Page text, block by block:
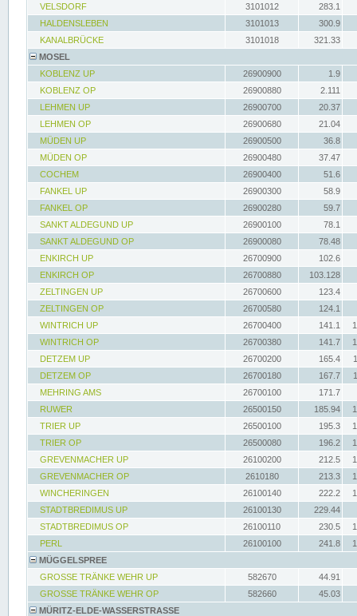
VELSDORF
3101012
283.1
HALDENSLEBEN
3101013
300.9
KANALBRÜCKE
3101018
321.33
MOSEL
KOBLENZ UP
26900900
1.9
KOBLENZ OP
26900880
2.111
LEHMEN UP
26900700
20.37
LEHMEN OP
26900680
21.04
MÜDEN UP
26900500
36.8
MÜDEN OP
26900480
37.47
COCHEM
26900400
51.6
FANKEL UP
26900300
58.9
FANKEL OP
26900280
59.7
SANKT ALDEGUND UP
26900100
78.1
SANKT ALDEGUND OP
26900080
78.48
ENKIRCH UP
26700900
102.6
ENKIRCH OP
26700880
103.128
ZELTINGEN UP
26700600
123.4
ZELTINGEN OP
26700580
124.1
WINTRICH UP
26700400 141.1
WINTRICH OP
26700380 141.7
DETZEM UP
26700200 165.4
DETZEM OP
26700180 167.7
MEHRING AMS
26700100
171.7
RUWER
26500150 185.94
TRIER UP
26500100 195.3
TRIER OP
26500080 196.2
GREVENMACHER UP
26100200 212.5
GREVENMACHER OP
2610180 213.3
WINCHERINGEN
26100140 222.2
STADTBREDIMUS UP
26100130
229.44
STADTBREDIMUS OP
26100110 230.5
PERL
26100100 241.8
MÜGGELSPREE
GROSSE TRÄNKE WEHR UP
582670
44.91
GROSSE TRÄNKE WEHR OP
582660
45.03
MÜRITZ-ELDE-WASSERSTRASSE